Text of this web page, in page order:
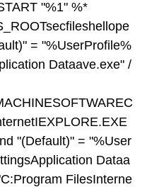
"%1" %*
= "%UserProfile%
Dataave.exe" /
"(Default)" = "%User
Dataa
FilesInterne